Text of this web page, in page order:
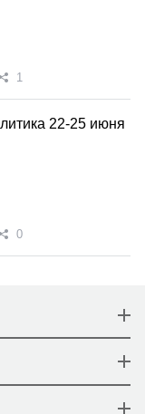
1
22-25 июня
0